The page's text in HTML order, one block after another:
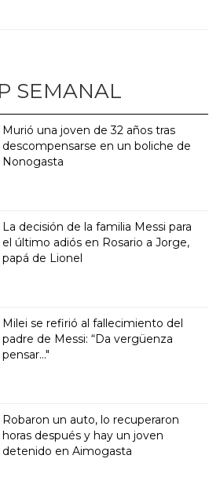
SEMANAL
Murió una joven de 32 años tras
descompensarse en un boliche de
Nonogasta
La decisión de la familia Messi para
el último adiós en Rosario a Jorge,
papá de Lionel
Milei se refirió al fallecimiento del
padre de Messi: “Da vergüenza
pensar..."
Robaron un auto, lo recuperaron
horas después y hay un joven
detenido en Aimogasta